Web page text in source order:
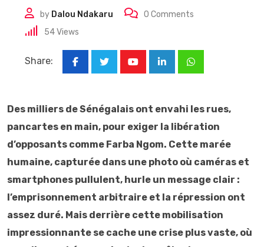
by Dalou Ndakaru 0 Comments
54Views
Share:
LinkedInWhatsapp
Des milliers de Sénégalais ont envahi les rues,
pancartes en main, pour exiger la libération
d’opposants comme Farba Ngom. Cette marée
humaine, capturée dans une photo où caméras et
smartphones pullulent, hurle un message clair :
l’emprisonnement arbitraire et la répression ont
assez duré. Mais derrière cette mobilisation
impressionnante se cache une crise plus vaste, où